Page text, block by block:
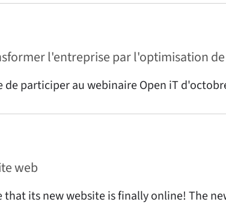
l'entreprise par l'optimisation
de participer au webinaire Open iT
web
its new website is finally online! The